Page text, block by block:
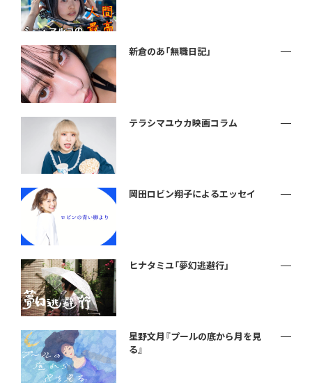
新倉のあ「無職日記」
テラシマユウカ映画コラム
岡田ロビン翔子によるエッセイ
ヒナタミユ「夢幻逃避行」
星野文月『プールの底から月を見
る』